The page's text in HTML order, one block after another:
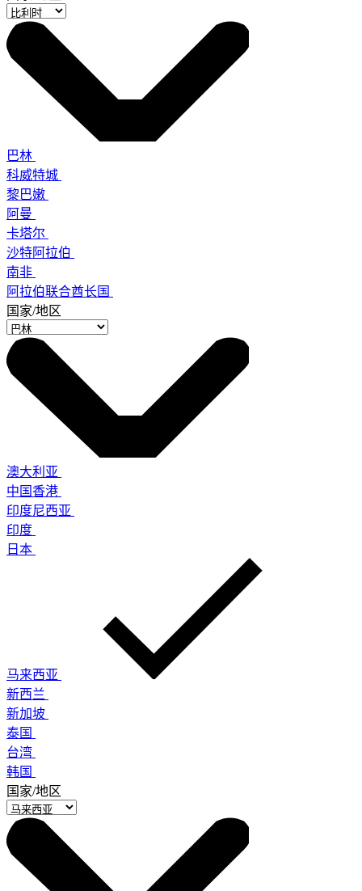
巴林
科威特城
黎巴嫩
阿曼
卡塔尔
沙特阿拉伯
南非
阿拉伯联合酋长国
国家/地区
澳大利亚
中国香港
印度尼西亚
印度
日本
马来西亚
新西兰
新加坡
泰国
台湾
韩国
国家/地区